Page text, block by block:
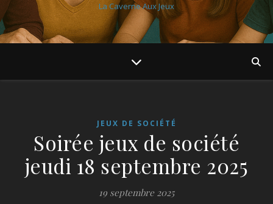
La Caverne Aux Jeux
JEUX DE SOCIÉTÉ
Soirée jeux de société
jeudi 18 septembre 2025
19 septembre 2025